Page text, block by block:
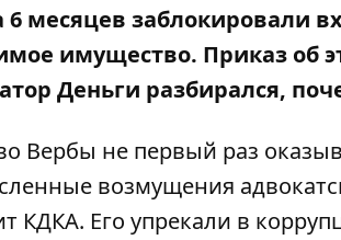
6 месяцев заблокировали
имущество. Приказ об
Деньги разбирался,
Вербы не первый раз
возмущения
КДКА. Его упрекали в